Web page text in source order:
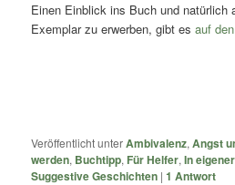
Einen Einblick ins Buch und natürlich
Exemplar zu erwerben, gibt esauf
Veröffentlicht unterAmbivalenz,Angst
werden, Buchtipp, Für Helfer,In
Suggestive Geschichten |1 Antwort